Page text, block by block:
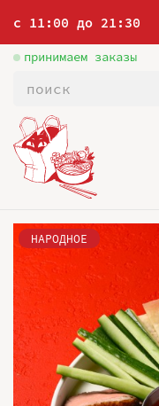
с 11:00 до 21:30
принимаем заказы
НАРОДНОЕ